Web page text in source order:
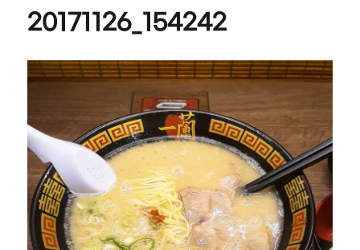
20171126_154242